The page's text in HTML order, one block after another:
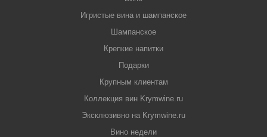
Игристые вина и шампанское
Шампанское
Крепкие напитки
Подарки
Крупным клиентам
Коллекция вин Krymwine.ru
Эксклюзивно на Krymwine.ru
Вино недели